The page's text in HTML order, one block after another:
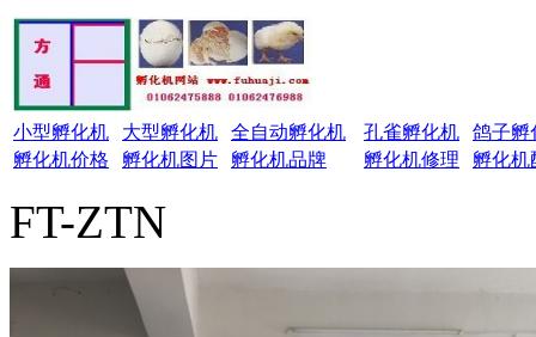
小型孵化机 大型孵化机 全自动孵化机 孔雀孵化机
鸽子孵
孵化机价格
孵化机图片 孵化机品牌 孵化机修理 孵化机
FT-ZTN